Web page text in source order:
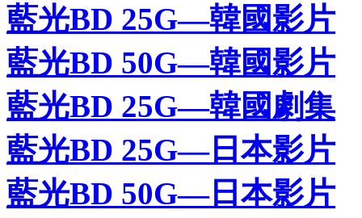
藍光BD 25G—韓國影片
藍光BD 50G—韓國影片
藍光BD 25G—韓國劇集
藍光BD 25G—日本影片
藍光BD 50G—日本影片